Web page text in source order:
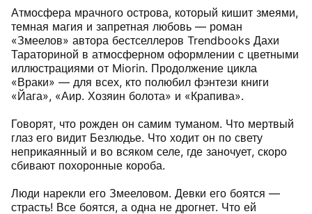
Атмосфера мрачного острова, который кишит змеями,
темная магия и запретная любовь — роман
«Змеелов» автора бестселлеров Trendbooks Дахи
Тараториной в атмосферном оформлении с цветными
иллюстрациями от Miorin. Продолжение цикла
«Враки» — для всех, кто полюбил фэнтези книги
«Йага», «Аир. Хозяин болота» и «Крапива».
Говорят, что рожден он самим туманом. Что мертвый
глаз его видит Безлюдье. Что ходит он по свету
неприкаянный и во всяком селе, где заночует, скоро
сбивают похоронные короба.
Люди нарекли его Змееловом. Девки его боятся —
страсть! Все боятся, а одна не дрогнет. Что ей